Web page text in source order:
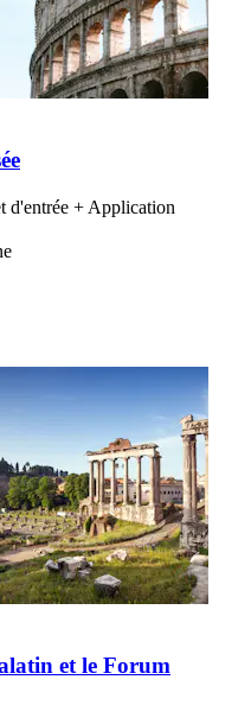
d'entrée + Application
et le Forum